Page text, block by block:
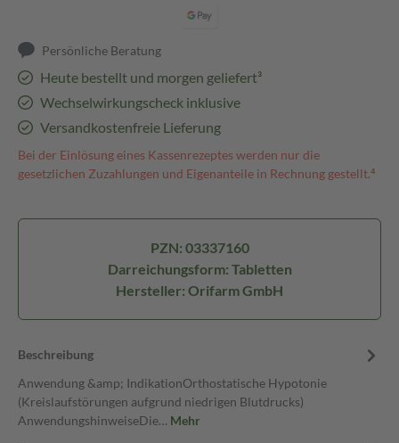
Persönliche Beratung
Heute bestellt und morgen geliefert³
Wechselwirkungscheck inklusive
Versandkostenfreie Lieferung
Bei der Einlösung eines Kassenrezeptes werden nur die
gesetzlichen Zuzahlungen und Eigenanteile in Rechnung gestellt.⁴
PZN: 03337160
Darreichungsform: Tabletten
Hersteller: Orifarm GmbH
Beschreibung
Anwendung &amp; IndikationOrthostatische Hypotonie
(Kreislaufstörungen aufgrund niedrigen Blutdrucks)
AnwendungshinweiseDie… Mehr